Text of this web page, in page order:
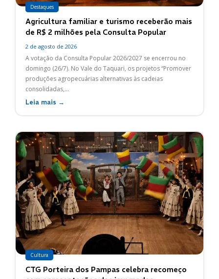
Destaques
Agricultura familiar e turismo receberão mais
de R$ 2 milhões pela Consulta Popular
2 de agosto de 2026
A votação da Consulta Popular 2026/2027 se encerrou no
domingo (26/7). No Vale do Taquari, os projetos “Promover
produções agropecuárias alternativas às cadeias
consolidadas,...
Leia mais →
Cultura
CTG Porteira dos Pampas celebra recomeço